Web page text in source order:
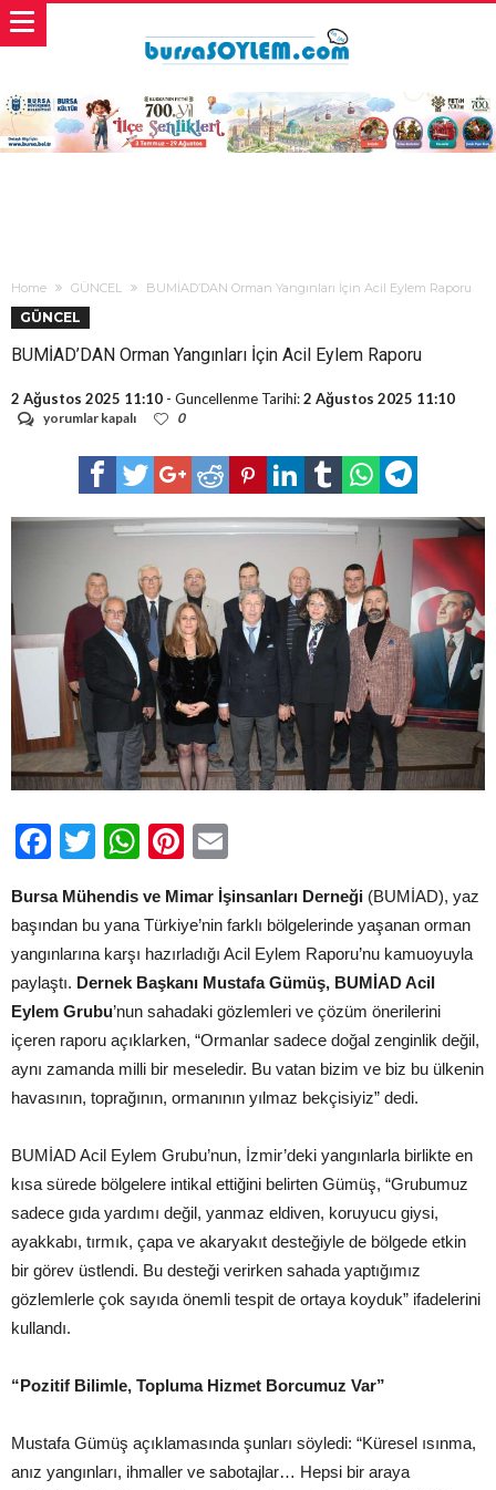
Home GÜNCEL BUMİAD’DAN Orman Yangınları İçin Acil Eylem Raporu
GÜNCEL
BUMİAD’DAN Orman Yangınları İçin Acil Eylem Raporu
2 Ağustos 2025 11:10 - Guncellenme Tarihi:2 Ağustos 2025 11:10
BUMİAD’DAN
Yangınları
Raporu
yorumlar kapalı 0
Facebook
TwitterWhatsApp
Pinterest
Bursa Mühendis ve Mimar İşinsanları Derneği (BUMİAD), yaz
başından bu yana Türkiye’nin farklı bölgelerinde yaşanan orman
yangınlarına karşı hazırladığı Acil Eylem Raporu’nu kamuoyuyla
paylaştı. Dernek Başkanı Mustafa Gümüş, BUMİAD Acil
Eylem Grubu’nun sahadaki gözlemleri ve çözüm önerilerini
içeren raporu açıklarken, “Ormanlar sadece doğal zenginlik değil,
aynı zamanda milli bir meseledir. Bu vatan bizim ve biz bu ülkenin
havasının, toprağının, ormanının yılmaz bekçisiyiz” dedi.
BUMİAD Acil Eylem Grubu’nun, İzmir’deki yangınlarla birlikte en
kısa sürede bölgelere intikal ettiğini belirten Gümüş, “Grubumuz
sadece gıda yardımı değil, yanmaz eldiven, koruyucu giysi,
ayakkabı, tırmık, çapa ve akaryakıt desteğiyle de bölgede etkin
bir görev üstlendi. Bu desteği verirken sahada yaptığımız
gözlemlerle çok sayıda önemli tespit de ortaya koyduk” ifadelerini
kullandı.
“Pozitif Bilimle, Topluma Hizmet Borcumuz Var”
Mustafa Gümüş açıklamasında şunları söyledi: “Küresel ısınma,
anız yangınları, ihmaller ve sabotajlar… Hepsi bir araya